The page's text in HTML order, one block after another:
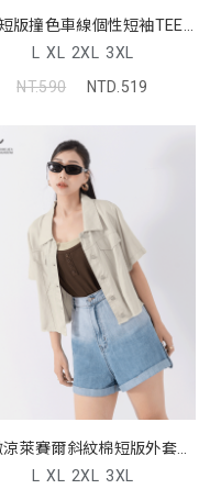
版撞色車線個性短袖TEE
MUA
L XL 2XL 3XL
NT.590
NTD.519
萊賽爾斜紋棉短版外套
MUA
L XL 2XL 3XL